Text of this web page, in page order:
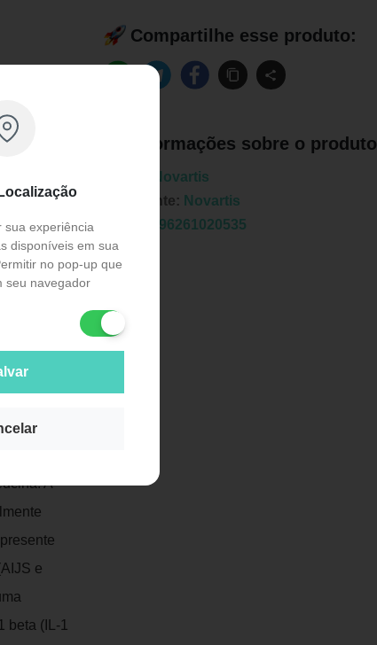
sua experiência
disponíveis em sua
no pop-up que
seu navegador
A
e
beta (IL-1
Compartilhe esse produto:
Informações sobre o produto
Novartis
Fabricante: Novartis
7896261020535